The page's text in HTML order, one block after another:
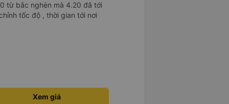
từ bắc nghèn mà 4.20 đã tới
tốc độ , thời gian tới nơi
Xem giá